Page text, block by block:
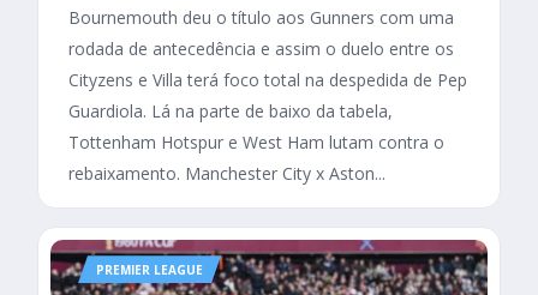
Bournemouth deu o título aos Gunners com uma
rodada de antecedência e assim o duelo entre os
Cityzens e Villa terá foco total na despedida de Pep
Guardiola. Lá na parte de baixo da tabela,
Tottenham Hotspur e West Ham lutam contra o
rebaixamento. Manchester City x Aston...
PREMIER LEAGUE